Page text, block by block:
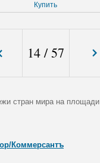
Купить
14/57
стран мира на площади
Коммерсантъ